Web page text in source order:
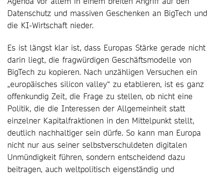
Datenschutz und massiven Geschenken an BigTech und
die KI-Wirtschaft nieder.
Es ist längst klar ist, dass Europas Stärke gerade nicht
darin liegt, die fragwürdigen Geschäftsmodelle von
BigTech zu kopieren. Nach unzähligen Versuchen ein
„europäisches silicon valley“ zu etablieren, ist es ganz
offenkundig Zeit, die Frage zu stellen, ob nicht eine
Politik, die die Interessen der Allgemeinheit statt
einzelner Kapitalfraktionen in den Mittelpunkt stellt,
deutlich nachhaltiger sein dürfe. So kann man Europa
nicht nur aus seiner selbstverschuldeten digitalen
Unmündigkeit führen, sondern entscheidend dazu
beitragen, auch weltpolitisch eigenständig und